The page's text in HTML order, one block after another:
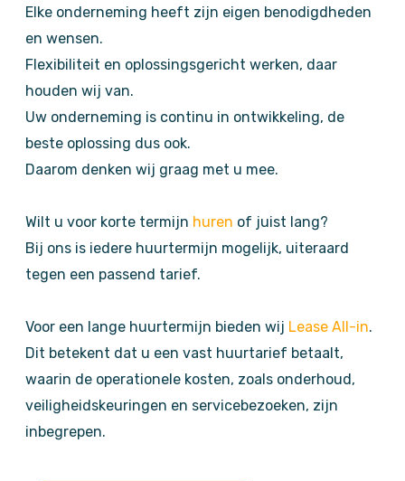
Elke onderneming heeft zijn eigen benodigdheden
en wensen.
Flexibiliteit en oplossingsgericht werken, daar
houden wij van.
Uw onderneming is continu in ontwikkeling, de
beste oplossing dus ook.
Daarom denken wij graag met u mee.
Wilt u voor korte termijn huren of juist lang?
Bij ons is iedere huurtermijn mogelijk, uiteraard
tegen een passend tarief.
Voor een lange huurtermijn bieden wij Lease All-in.
Dit betekent dat u een vast huurtarief betaalt,
waarin de operationele kosten, zoals onderhoud,
veiligheidskeuringen en servicebezoeken, zijn
inbegrepen.